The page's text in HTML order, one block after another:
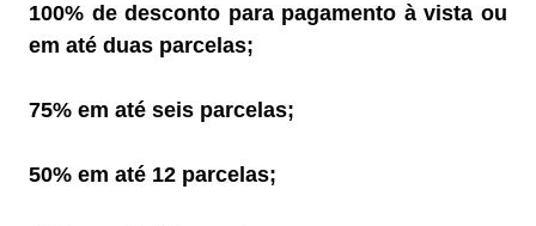
100% de desconto para pagamento à vista ou
em até duas parcelas;
75% em até seis parcelas;
50% em até 12 parcelas;